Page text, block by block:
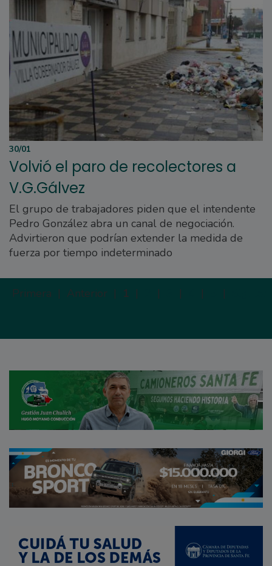
30/01
Volvió el paro de recolectores a
V.G.Gálvez
El grupo de trabajadores piden que el intendente
Pedro González abra un canal de negociación.
Advirtieron que podrían extender la medida de
fuerza por tiempo indeterminado
Primera | Anterior | 1 | | | | |